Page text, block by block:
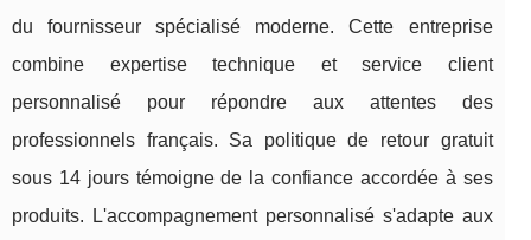
du fournisseur spécialisé moderne. Cette entreprise
combine expertise technique et service client
personnalisé pour répondre aux attentes des
professionnels français. Sa politique de retour gratuit
sous 14 jours témoigne de la confiance accordée à ses
produits. L'accompagnement personnalisé s'adapte aux